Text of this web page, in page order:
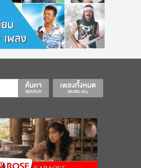
เพลงทั้งหมด
MUSIC ALL
ค้นหา
SEARCH